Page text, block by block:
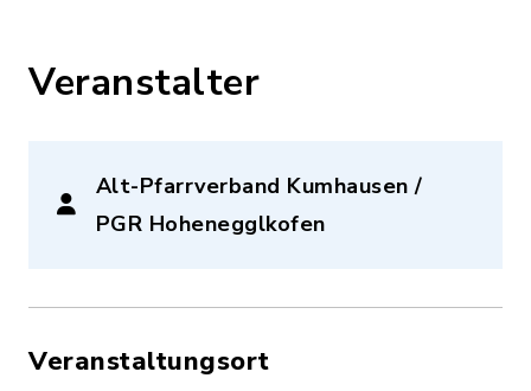
Veranstalter
Alt-Pfarrverband Kumhausen /
PGR Hohenegglkofen
Veranstaltungsort